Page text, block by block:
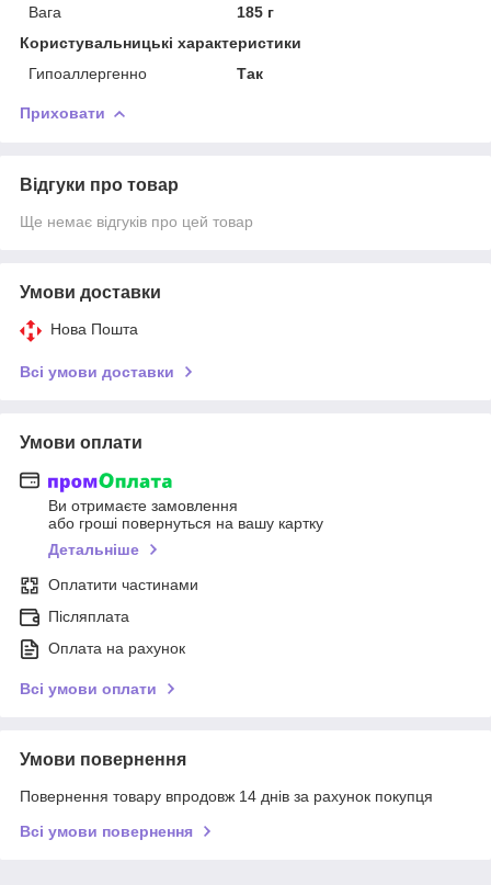
Вага
185 г
Користувальницькі характеристики
Гипоаллергенно
Так
Приховати
Відгуки про товар
Ще немає відгуків про цей товар
Умови доставки
Нова Пошта
Всі умови доставки
Умови оплати
Ви отримаєте замовлення
або гроші повернуться на вашу картку
Детальніше
Оплатити частинами
Післяплата
Оплата на рахунок
Всі умови оплати
Умови повернення
Повернення товару впродовж 14 днів за рахунок покупця
Всі умови повернення